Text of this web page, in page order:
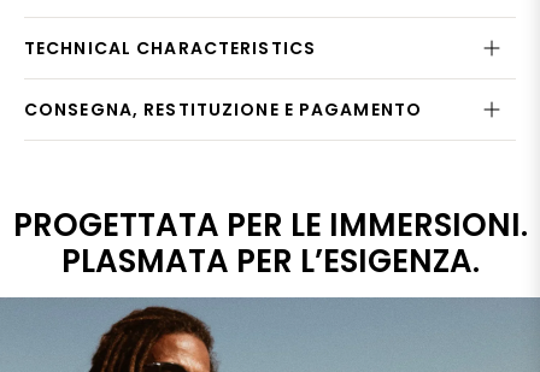
TECHNICAL CHARACTERISTICS
CONSEGNA, RESTITUZIONE E PAGAMENTO
PROGETTATA PER LE IMMERSIONI.
PLASMATA PER L’ESIGENZA.